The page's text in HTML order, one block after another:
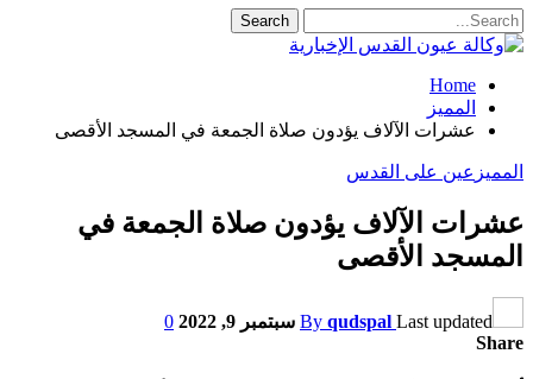
Home
المميز
عشرات الآلاف يؤدون صلاة الجمعة في المسجد الأقصى
المميز عين على القدس
عشرات الآلاف يؤدون صلاة الجمعة في
المسجد الأقصى
By qudspal Last updated سبتمبر 9, 2022
0
Share